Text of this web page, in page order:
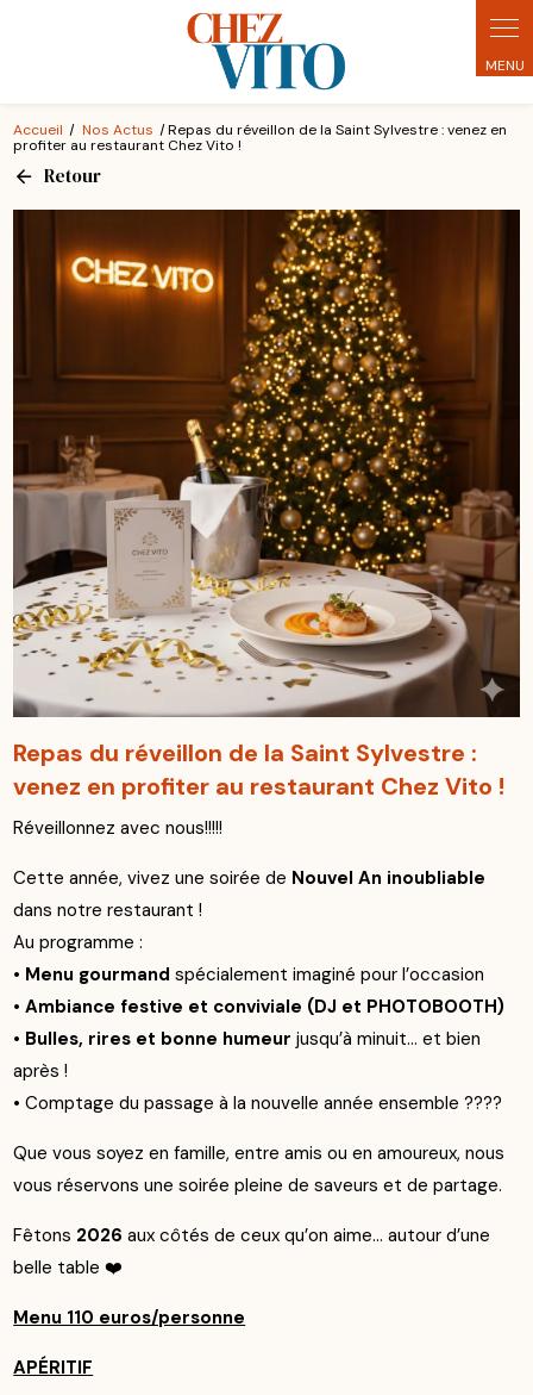
Accueil Nos Actus
Repas du réveillon de la Saint Sylvestre : venez en
profiter au restaurant Chez Vito !
Retour
Repas du réveillon de la Saint Sylvestre :
venez en profiter au restaurant Chez Vito !
Réveillonnez avec nous!!!!!
Cette année, vivez une soirée de Nouvel An inoubliable
dans notre restaurant !
Au programme :
• Menu gourmand spécialement imaginé pour l’occasion
•Ambiance festive et conviviale (DJ et PHOTOBOOTH)
• Bulles, rires et bonne humeur jusqu’à minuit… et bien
après !
• Comptage du passage à la nouvelle année ensemble ????
Que vous soyez en famille, entre amis ou en amoureux, nous
vous réservons une soirée pleine de saveurs et de partage.
Fêtons 2026 aux côtés de ceux qu’on aime… autour d’une
belle table ❤️
Menu 110 euros/personne
APÉRITIF
Panneau de gestion des cookies